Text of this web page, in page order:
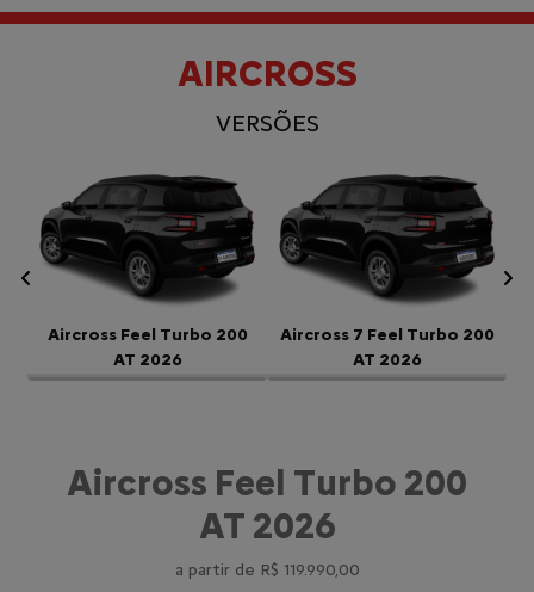
AIRCROSS
VERSÕES
Aircross Feel Turbo 200
AT 2026
Aircross 7 Feel Turbo 200
AT 2026
Anterior
Aircross Feel Turbo 200
AT 2026
a partir de R$ 119.990,00